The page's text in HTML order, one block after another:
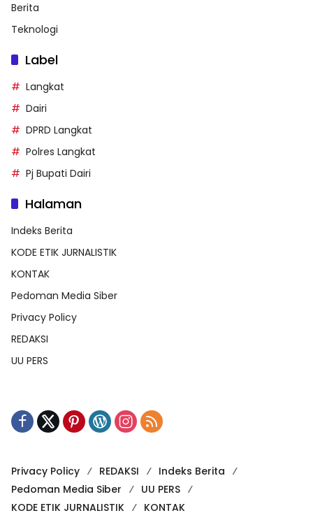
Berita
Teknologi
Label
Langkat
Dairi
DPRD Langkat
Polres Langkat
Pj Bupati Dairi
Halaman
Indeks Berita
KODE ETIK JURNALISTIK
KONTAK
Pedoman Media Siber
Privacy Policy
REDAKSI
UU PERS
Privacy Policy REDAKSI
Indeks Berita
Pedoman Media Siber
UU PERS
KODE ETIK JURNALISTIK
KONTAK